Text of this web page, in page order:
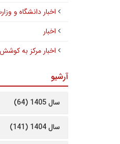
اخبار دانشگاه و
اخبار
اخبار مرکز به
آرشیو
سال 1405 (64)
سال 1404 (141)